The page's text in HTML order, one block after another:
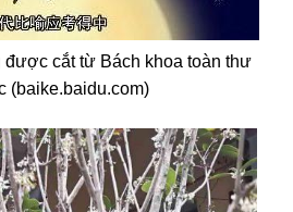
được cắt từ Bách khoa toàn thư
(baike.baidu.com)